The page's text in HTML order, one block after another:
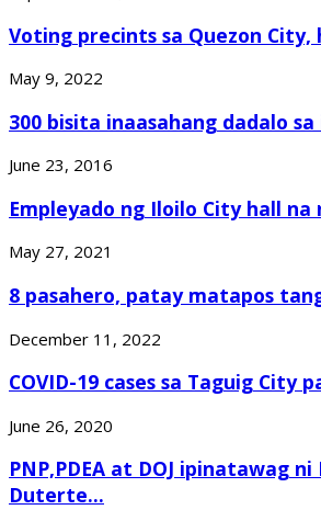
Voting precints sa Quezon City,
May 9, 2022
300 bisita inaasahang dadalo
June 23, 2016
Empleyado ng Iloilo City hall na
May 27, 2021
8 pasahero, patay matapos
December 11, 2022
COVID-19 cases sa Taguig City
June 26, 2020
PNP,PDEA at DOJ ipinatawag
Duterte...